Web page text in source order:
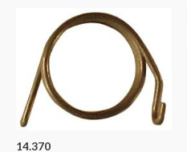
14.370